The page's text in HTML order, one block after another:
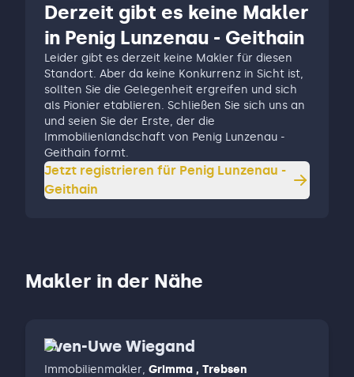
Derzeit gibt es keine Makler
in Penig Lunzenau - Geithain
Leider gibt es derzeit keine Makler für diesen
Standort. Aber da keine Konkurrenz in Sicht ist,
sollten Sie die Gelegenheit ergreifen und sich
als Pionier etablieren. Schließen Sie sich uns an
und seien Sie der Erste, der die
Immobilienlandschaft von Penig Lunzenau -
Geithain formt.
Jetzt registrieren für Penig Lunzenau -
Geithain
Makler in der Nähe
Sven-Uwe Wiegand
Immobilienmakler, Grimma , Trebsen